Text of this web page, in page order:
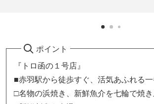
ポイント
『トロ函の１号店』
■赤羽駅から徒歩すぐ、活気あふれる
□名物の浜焼き、新鮮魚介を七輪で焼